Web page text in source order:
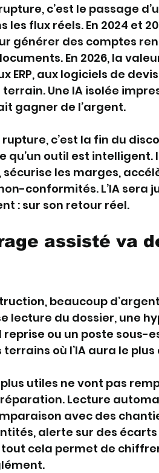
c’est le passage
les flux réels. En 2024 et
générer des comptes
En 2026, la
ERP, aux logiciels de
Une IA isolée
gagner de l’argent.
c’est la fin du
qu’un outil est intelligent.
les marges,
conformités. L’IA sera
: sur son retour réel.
assisté va
beaucoup
lecture du dossier, une
ou un poste sous-
terrains où l’IA aura le
utiles ne vont pas
Lecture
avec des
alerte sur des
tout cela permet de